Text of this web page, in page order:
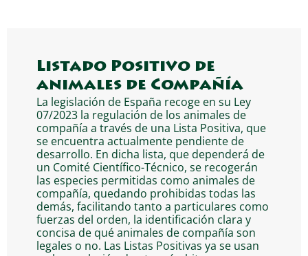
Listado Positivo de
animales de Compañía
La legislación de España recoge en su Ley
07/2023 la regulación de los animales de
compañía a través de una Lista Positiva, que
se encuentra actualmente pendiente de
desarrollo. En dicha lista, que dependerá de
un Comité Científico-Técnico, se recogerán
las especies permitidas como animales de
compañía, quedando prohibidas todas las
demás, facilitando tanto a particulares como
fuerzas del orden, la identificación clara y
concisa de qué animales de compañía son
legales o no. Las Listas Positivas ya se usan